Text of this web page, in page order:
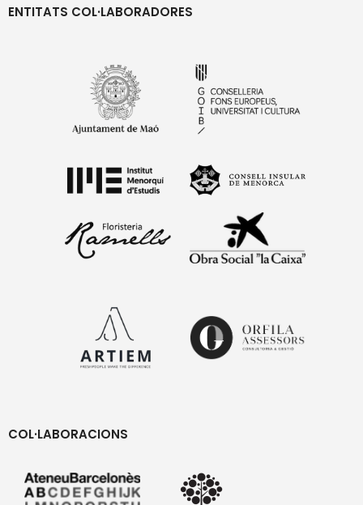
ENTITATS COL·LABORADORES
COL·LABORACIONS